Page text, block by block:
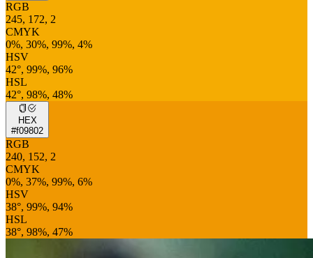
RGB
245, 172, 2
CMYK
0%, 30%, 99%, 4%
HSV
42°, 99%, 96%
HSL
42°, 98%, 48%
HEX
#f09802
RGB
240, 152, 2
CMYK
0%, 37%, 99%, 6%
HSV
38°, 99%, 94%
HSL
38°, 98%, 47%